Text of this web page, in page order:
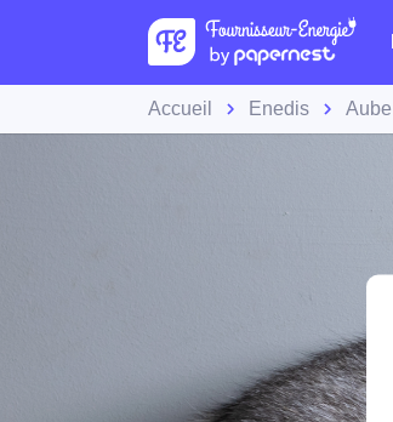
Accueil Enedis Aube